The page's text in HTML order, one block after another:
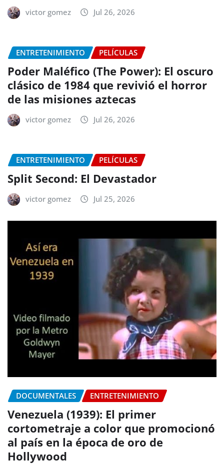
victor gomez Jul 26, 2026
ENTRETENIMIENTO PELÍCULAS
Poder Maléfico (The Power): El oscuro
clásico de 1984 que revivió el horror
de las misiones aztecas
victor gomez Jul 26, 2026
ENTRETENIMIENTO PELÍCULAS
Split Second: El Devastador
victor gomez Jul 25, 2026
DOCUMENTALES ENTRETENIMIENTO
Venezuela (1939): El primer
cortometraje a color que promocionó
al país en la época de oro de
Hollywood